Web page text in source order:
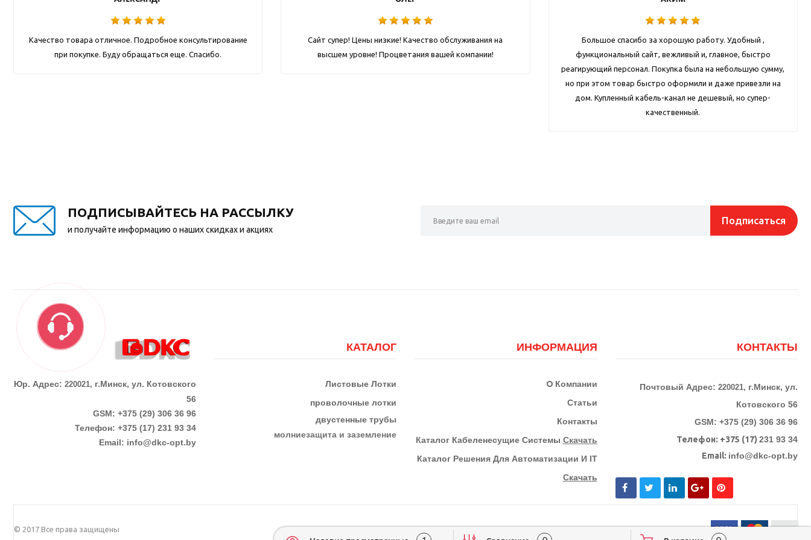
Качество товара отличное. Подробное консультирование
при покупке. Буду обращаться еще. Спасибо.
Сайт супер! Цены низкие! Качество обслуживания на
высшем уровне! Процветания вашей компании!
Большое спасибо за хорошую работу. Удобный ,
функциональный сайт, вежливый и, главное, быстро
реагирующий персонал. Покупка была на небольшую сумму,
но при этом товар быстро оформили и даже привезли на
дом. Купленный кабель-канал не дешевый, но супер-
качественный.
ПОДПИСЫВАЙТЕСЬ НА РАССЫЛКУ
и получайте информацию о наших скидках и акциях
Подписаться
Юр. Адрес: 220021, г.Минск, ул. Котовского
56
GSM: +375 (29) 306 36 96
Телефон: +375 (17) 231 93 34
Email: info@dkc-opt.by
КАТАЛОГ
Листовые Лотки
проволочные лотки
двустенные трубы
молниезащита и заземление
ИНФОРМАЦИЯ
О Компании
Статьи
Контакты
КАталог Кабеленесущие Системы Скачать
Каталог Решения Для Автоматизации И IT
Скачать
КОНТАКТЫ
Почтовый Адрес: 220021, г.Минск, ул.
Котовского 56
GSM: +375 (29) 306 36 96
Телефон: +375 (17) 231 93 34
Email: info@dkc-opt.by
© 2017 Все права защищены